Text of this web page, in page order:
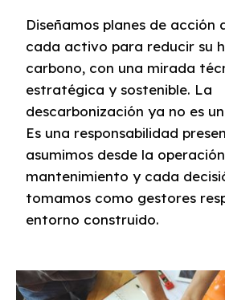
Diseñamos planes de acción
cada activo para reducir su
carbono, con una mirada
estratégica y sostenible. La
descarbonización ya no es
Es una responsabilidad
asumimos desde la
mantenimiento y cada
tomamos como gestores
entorno construido.